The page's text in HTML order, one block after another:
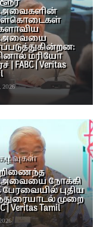
மரியோ
| FABC | Veritas
2026
நோக்கி
பேரவையில் புதிய
முறை
| Veritas Tamil